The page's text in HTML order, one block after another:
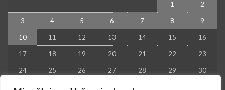
1
2
3 4 5 6 7 8 9
10 11 12 13 14 15 16
17 18 19 20 21 22 23
24 25 26 27 28 29 30
31